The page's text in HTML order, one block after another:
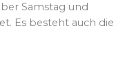
Samstag und
Es besteht auch die